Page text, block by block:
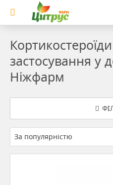
застосування у
Ніжфарм